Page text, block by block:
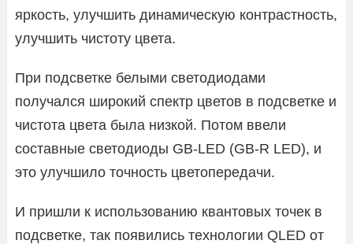
яркость, улучшить динамическую контрастность,
улучшить чистоту цвета.
При подсветке белыми светодиодами
получался широкий спектр цветов в подсветке и
чистота цвета была низкой. Потом ввели
составные светодиоды GB-LED (GB-R LED), и
это улучшило точность цветопередачи.
И пришли к использованию квантовых точек в
подсветке, так появились технологии QLED от